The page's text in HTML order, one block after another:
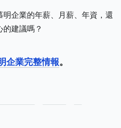
企業的年薪、月薪、年資，還
建議嗎？
企業完整情報。